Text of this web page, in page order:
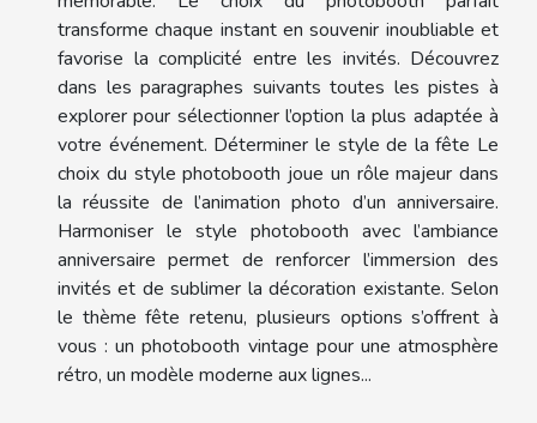
transforme chaque instant en souvenir inoubliable et
favorise la complicité entre les invités. Découvrez
dans les paragraphes suivants toutes les pistes à
explorer pour sélectionner l’option la plus adaptée à
votre événement. Déterminer le style de la fête Le
choix du style photobooth joue un rôle majeur dans
la réussite de l’animation photo d’un anniversaire.
Harmoniser le style photobooth avec l’ambiance
anniversaire permet de renforcer l’immersion des
invités et de sublimer la décoration existante. Selon
le thème fête retenu, plusieurs options s’offrent à
vous : un photobooth vintage pour une atmosphère
rétro, un modèle moderne aux lignes...